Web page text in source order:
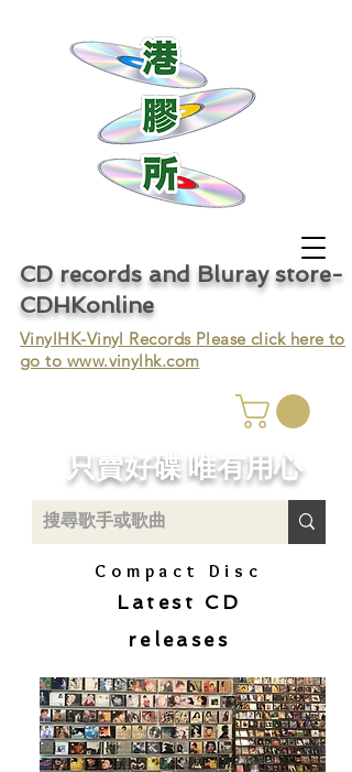
CD records and Bluray store-
CDHKonline
VinylHK-Vinyl Records Please click here to
go to www.vinylhk.com
只賣好碟 唯有用心
Compact Disc
Latest CD
releases